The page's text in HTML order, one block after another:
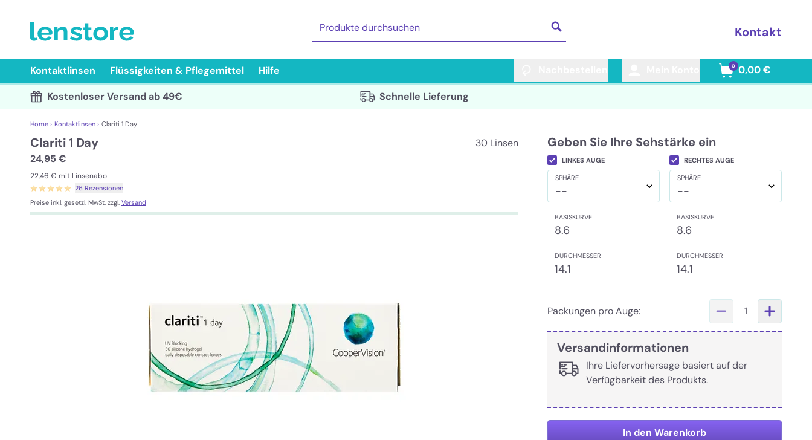
Kontakt
Kontaktlinsen Flüssigkeiten & Pflegemittel Hilfe 0 0,00 €
Kostenloser Versand ab 49€ Schnelle Lieferung
Home › Kontaktlinsen › Clariti 1 Day
Clariti 1 Day
24,95 €
22,46 € mit Linsenabo
26 Rezensionen
Preise inkl. gesetzl. MwSt. zzgl. Versand
30 Linsen Geben Sie Ihre Sehstärke ein
LINKES AUGE RECHTES AUGE
SPHÄRE
--
SPHÄRE
--
BASISKURVE
8.6
BASISKURVE
8.6
DURCHMESSER
14.1
DURCHMESSER
14.1
Packungen pro Auge: 1
Versandinformationen
Ihre Liefervorhersage basiert auf der
Verfügbarkeit des Produkts.
In den Warenkorb